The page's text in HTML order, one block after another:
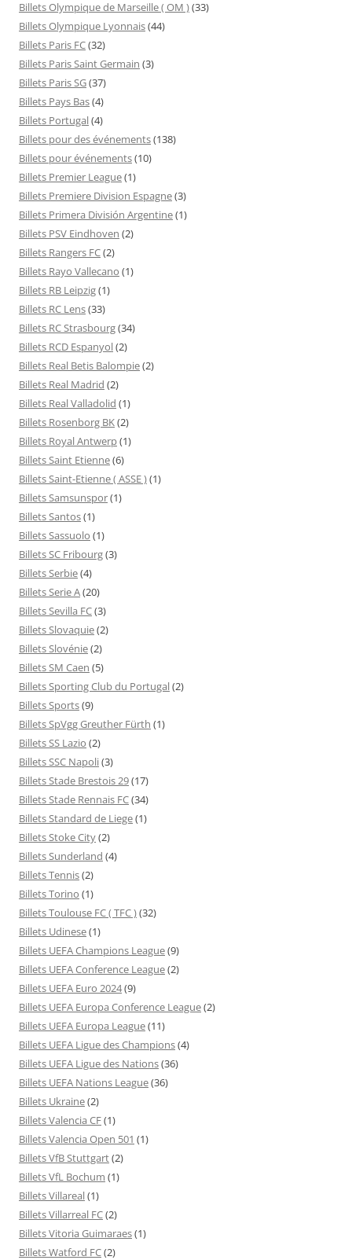
Billets Olympique de Marseille ( OM )(33)
Billets Olympique Lyonnais(44)
Billets Paris FC(32)
Billets Paris Saint Germain (3)
Billets Paris SG(37)
Billets Pays Bas(4)
Billets Portugal(4)
Billets pour des événements(138)
Billets pour événements(10)
Billets Premier League(1)
Billets Premiere Division Espagne(3)
Billets Primera División Argentine(1)
Billets PSV Eindhoven (2)
Billets Rangers FC(2)
Billets Rayo Vallecano (1)
Billets RB Leipzig(1)
Billets RC Lens(33)
Billets RC Strasbourg(34)
Billets RCD Espanyol(2)
Billets Real Betis Balompie(2)
Billets Real Madrid (2)
Billets Real Valladolid (1)
Billets Rosenborg BK(2)
Billets Royal Antwerp(1)
Billets Saint Etienne(6)
Billets Saint-Etienne ( ASSE )(1)
Billets Samsunspor(1)
Billets Santos(1)
Billets Sassuolo (1)
Billets SC Fribourg(3)
Billets Serbie(4)
Billets Serie A(20)
Billets Sevilla FC(3)
Billets Slovaquie(2)
Billets Slovénie(2)
Billets SM Caen (5)
Billets Sporting Club du Portugal(2)
Billets Sports(9)
Billets SpVgg Greuther Fürth (1)
Billets SS Lazio (2)
Billets SSC Napoli(3)
Billets Stade Brestois 29(17)
Billets Stade Rennais FC(34)
Billets Standard de Liege(1)
Billets Stoke City(2)
Billets Sunderland (4)
Billets Tennis(2)
Billets Torino (1)
Billets Toulouse FC ( TFC )(32)
Billets Udinese(1)
Billets UEFA Champions League(9)
Billets UEFA Conference League(2)
Billets UEFA Euro 2024(9)
Billets UEFA Europa Conference League(2)
Billets UEFA Europa League(11)
Billets UEFA Ligue des Champions(4)
Billets UEFA Ligue des Nations(36)
Billets UEFA Nations League(36)
Billets Ukraine(2)
Billets Valencia CF(1)
Billets Valencia Open 501 (1)
Billets VfB Stuttgart(2)
Billets VfL Bochum (1)
Billets Villareal(1)
Billets Villarreal FC(2)
Billets Vitoria Guimaraes(1)
Billets Watford FC(2)